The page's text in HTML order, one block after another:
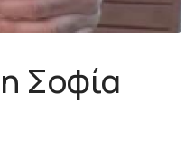
Σοφία